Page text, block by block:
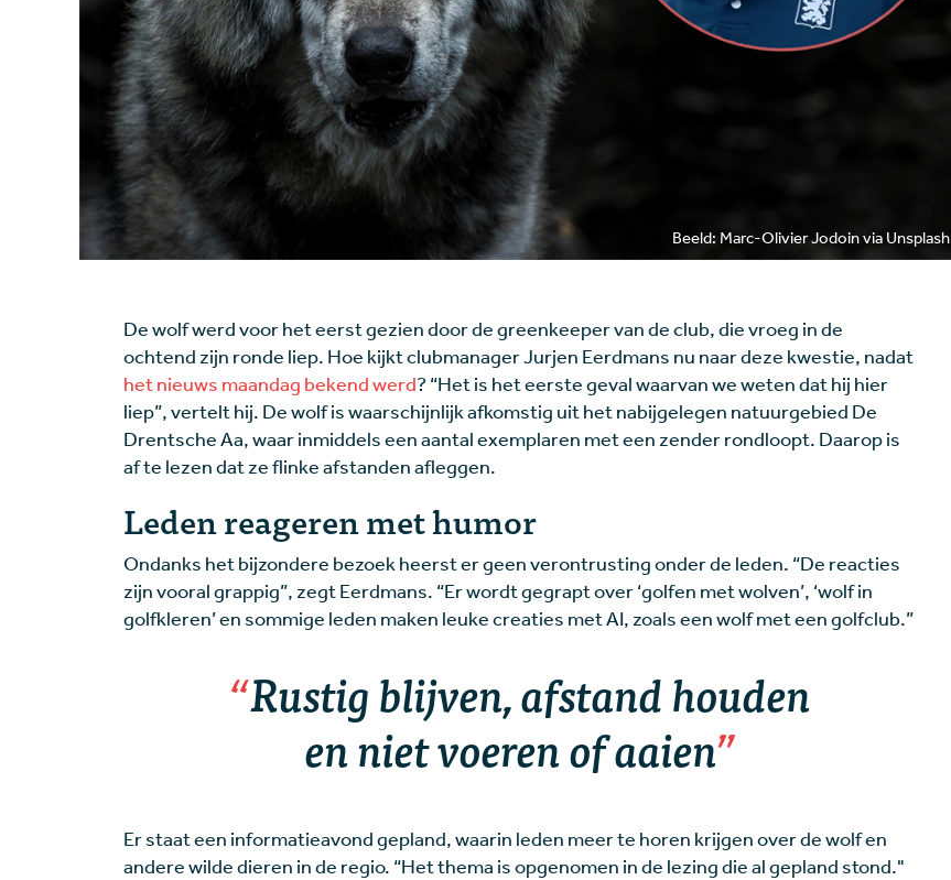
Beeld: Marc-Olivier Jodoin via Unsplash
De wolf werd voor het eerst gezien door de greenkeeper van de club, die vroeg in de
ochtend zijn ronde liep. Hoe kijkt clubmanager Jurjen Eerdmans nu naar deze kwestie, nadat
het nieuws maandag bekend werd? “Het is het eerste geval waarvan we weten dat hij hier
liep”, vertelt hij. De wolf is waarschijnlijk afkomstig uit het nabijgelegen natuurgebied De
Drentsche Aa, waar inmiddels een aantal exemplaren met een zender rondloopt. Daarop is
af te lezen dat ze flinke afstanden afleggen.
Leden reageren met humor
Ondanks het bijzondere bezoek heerst er geen verontrusting onder de leden. “De reacties
zijn vooral grappig”, zegt Eerdmans. “Er wordt gegrapt over ‘golfen met wolven’, ‘wolf in
golfkleren’ en sommige leden maken leuke creaties met AI, zoals een wolf met een golfclub.”
Rustig blijven, afstand houden
en niet voeren of aaien
Er staat een informatieavond gepland, waarin leden meer te horen krijgen over de wolf en
andere wilde dieren in de regio. “Het thema is opgenomen in de lezing die al gepland stond."